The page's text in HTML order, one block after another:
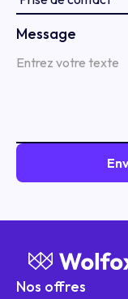
Message
Nos offres